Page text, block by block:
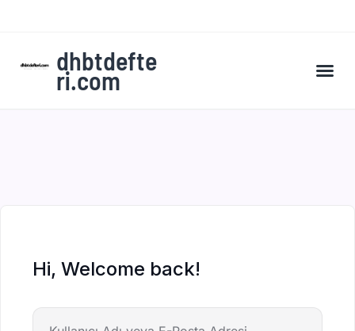
dhbtdefte
ri.com
Hi, Welcome back!